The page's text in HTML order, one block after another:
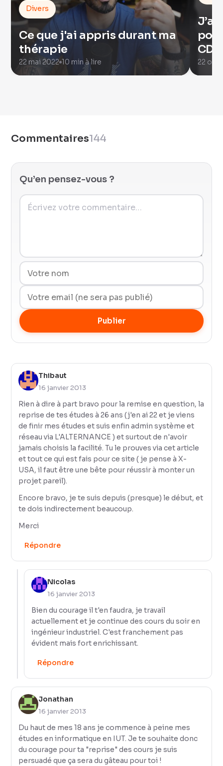
Divers
Ce que j'ai appris durant ma
thérapie
22 mai 2022 10 min à lire
CDI
22
Commentaires144
Qu’en pensez-vous ?
Publier
Thibaut
16 janvier 2013
Rien à dire à part bravo pour la remise en question, la
reprise de tes études à 26 ans (j'en ai 22 et je viens
de finir mes études et suis enfin admin système et
réseau via L'ALTERNANCE ) et surtout de n'avoir
jamais choisis la facilité. Tu le prouves via cet article
et tout ce qui est fais pour ce site ( je pense à X-
USA, il faut être une bête pour réussir à monter un
projet pareil).
Encore bravo, je te suis depuis (presque) le début, et
te dois indirectement beaucoup.
Merci
Répondre
Nicolas
16 janvier 2013
Bien du courage il t'en faudra, je travail
actuellement et je continue des cours du soir en
ingénieur industriel. C'est franchement pas
évident mais fort enrichissant.
Répondre
Jonathan
16 janvier 2013
Du haut de mes 18 ans je commence à peine mes
études en informatique en IUT. Je te souhaite donc
du courage pour ta "reprise" des cours je suis
persuadé que ça sera du gâteau pour toi !